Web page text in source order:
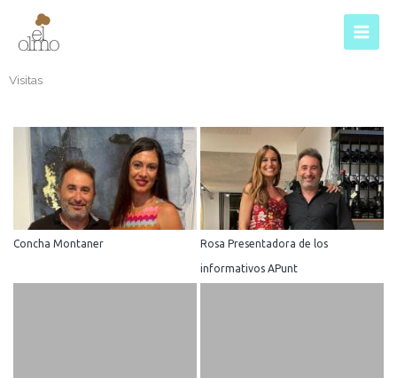
contenido
Visitas
Concha Montaner Rosa Presentadora de los
informativos APunt